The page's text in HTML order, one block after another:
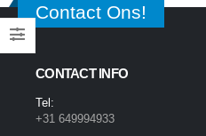
Contact Ons!
CONTACT INFO
Tel:
+31 649994933